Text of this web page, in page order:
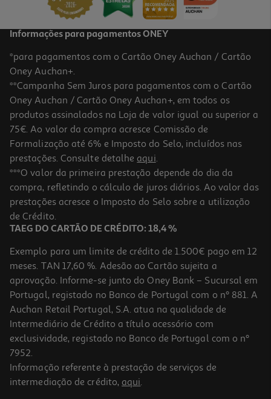
4.7
Cola Baton Auchan 10g 5 Unidades
3.79 €/un
3,79 €
Tubo Cola Auchan Circus 9g Modelos Sortidos
Informações para pagamentos ONEY
*para pagamentos com o Cartão Oney Auchan / Cartão
Oney Auchan+.
**Campanha Sem Juros para pagamentos com o Cartão
Oney Auchan / Cartão Oney Auchan+, em todos os
produtos assinalados na Loja de valor igual ou superior a
75€. Ao valor da compra acresce Comissão de
Formalização até 6% e Imposto do Selo, incluídos nas
prestações. Consulte detalhe aqui.
***O valor da primeira prestação depende do dia da
compra, refletindo o cálculo de juros diários. Ao valor das
prestações acresce o Imposto do Selo sobre a utilização
de Crédito.
TAEG DO CARTÃO DE CRÉDITO: 18,4 %
Exemplo para um limite de crédito de 1.500€ pago em 12
meses. TAN 17,60 %. Adesão ao Cartão sujeita a
aprovação. Informe-se junto do Oney Bank – Sucursal em
Portugal, registado no Banco de Portugal com o nº 881. A
Auchan Retail Portugal, S.A. atua na qualidade de
Intermediário de Crédito a título acessório com
exclusividade, registado no Banco de Portugal com o nº
7952.
Informação referente à prestação de serviços de
intermediação de crédito, aqui.